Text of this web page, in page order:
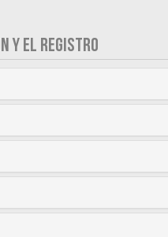
Y EL REGISTRO